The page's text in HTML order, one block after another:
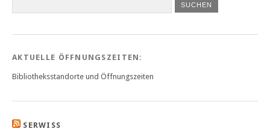
SUCHEN
AKTUELLE ÖFFNUNGSZEITEN:
Bibliotheksstandorte und Öffnungszeiten
SERWISS